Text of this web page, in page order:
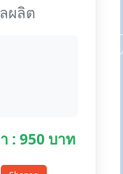
ผลิต
: 950 บาท